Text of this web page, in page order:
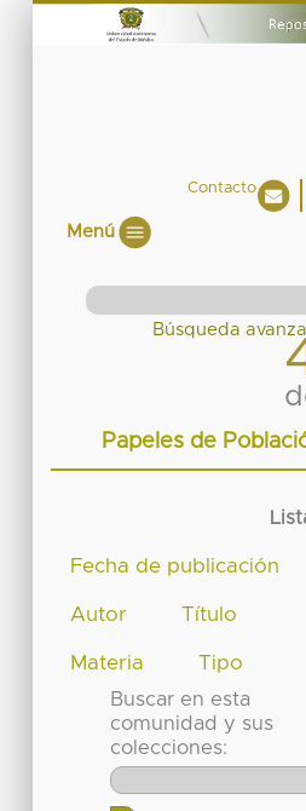
Contacto
Menú
Papeles de
Fecha de publicación
Autor Título
Materia
Tipo
Buscar en esta
comunidad y sus
colecciones: